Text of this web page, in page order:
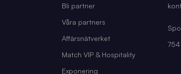
Bli partner
Våra partners
Affärsnätverket
Match VIP & Hospitality
Exponering
754